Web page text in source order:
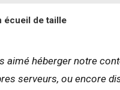
écueil de taille
aimé héberger notre
serveurs, ou encore